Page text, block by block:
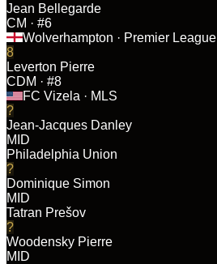
Jean Bellegarde
CM · #6
Wolverhampton · Premier League
8
Leverton Pierre
CDM · #8
FC Vizela · MLS
?
Jean-Jacques Danley
MID
Philadelphia Union
?
Dominique Simon
MID
Tatran Prešov
?
Woodensky Pierre
MID